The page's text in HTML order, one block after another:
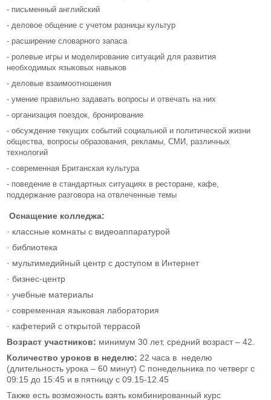
- письменный английский
- деловое общение с учетом разницы культур
- расширение словарного запаса
- ролевые игры и моделирование ситуаций для развития
необходимых языковых навыков
- деловые взаимоотношения
- умение правильно задавать вопросы и отвечать на них
- организация поездок, бронирование
- обсуждение текущих событий социальной и политической жизни
общества, вопросы образования, рекламы, СМИ, различных
технологий
- современная Британская культура
- поведение в стандартных ситуациях в ресторане, кафе,
поддержание разговора на отвлеченные темы
Оснащение колледжа:
· классные комнаты с видеоаппаратурой
· библиотека
· мультимедийный центр с доступом в Интернет
· бизнес-центр
· учебные материалы
· современная языковая лаборатория
· кафетерий с открытой террасой
Возраст участников: минимум 30 лет, средний возраст – 42.
Количество уроков в неделю: 22 часа в неделю
(длительность урока – 60 минут) С понедельника по четверг с
09:15 до 15:45 и в пятницу с 09.15-12.45
Также есть возможность взять комбинированный курс